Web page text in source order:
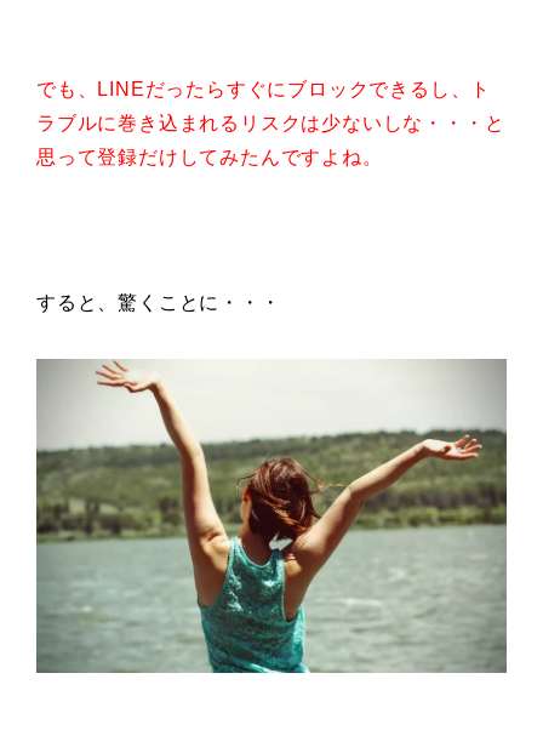
でも、LINEだったらすぐにブロックできるし、ト
ラブルに巻き込まれるリスクは少ないしな・・・と
思って登録だけしてみたんですよね。
すると、驚くことに・・・